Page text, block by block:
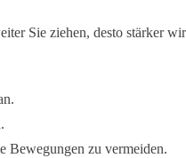
Sie ziehen, desto stärker
Bewegungen zu vermeiden.